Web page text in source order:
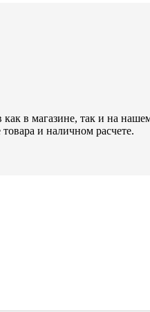
в магазине, так и на
и наличном расчете.